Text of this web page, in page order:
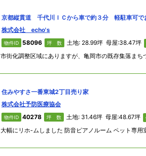
京都縦貫道 千代川ＩＣから車で約３分 軽駐車可で
株式会社 echo's
物件ID 58096 坪 数 土地: 28.99坪 母屋:38.47坪
住みやすさ一番東城2丁目売り家
株式会社予防医療協会
物件ID 40278 坪 数 土地: 31.46坪 母屋:48.67坪